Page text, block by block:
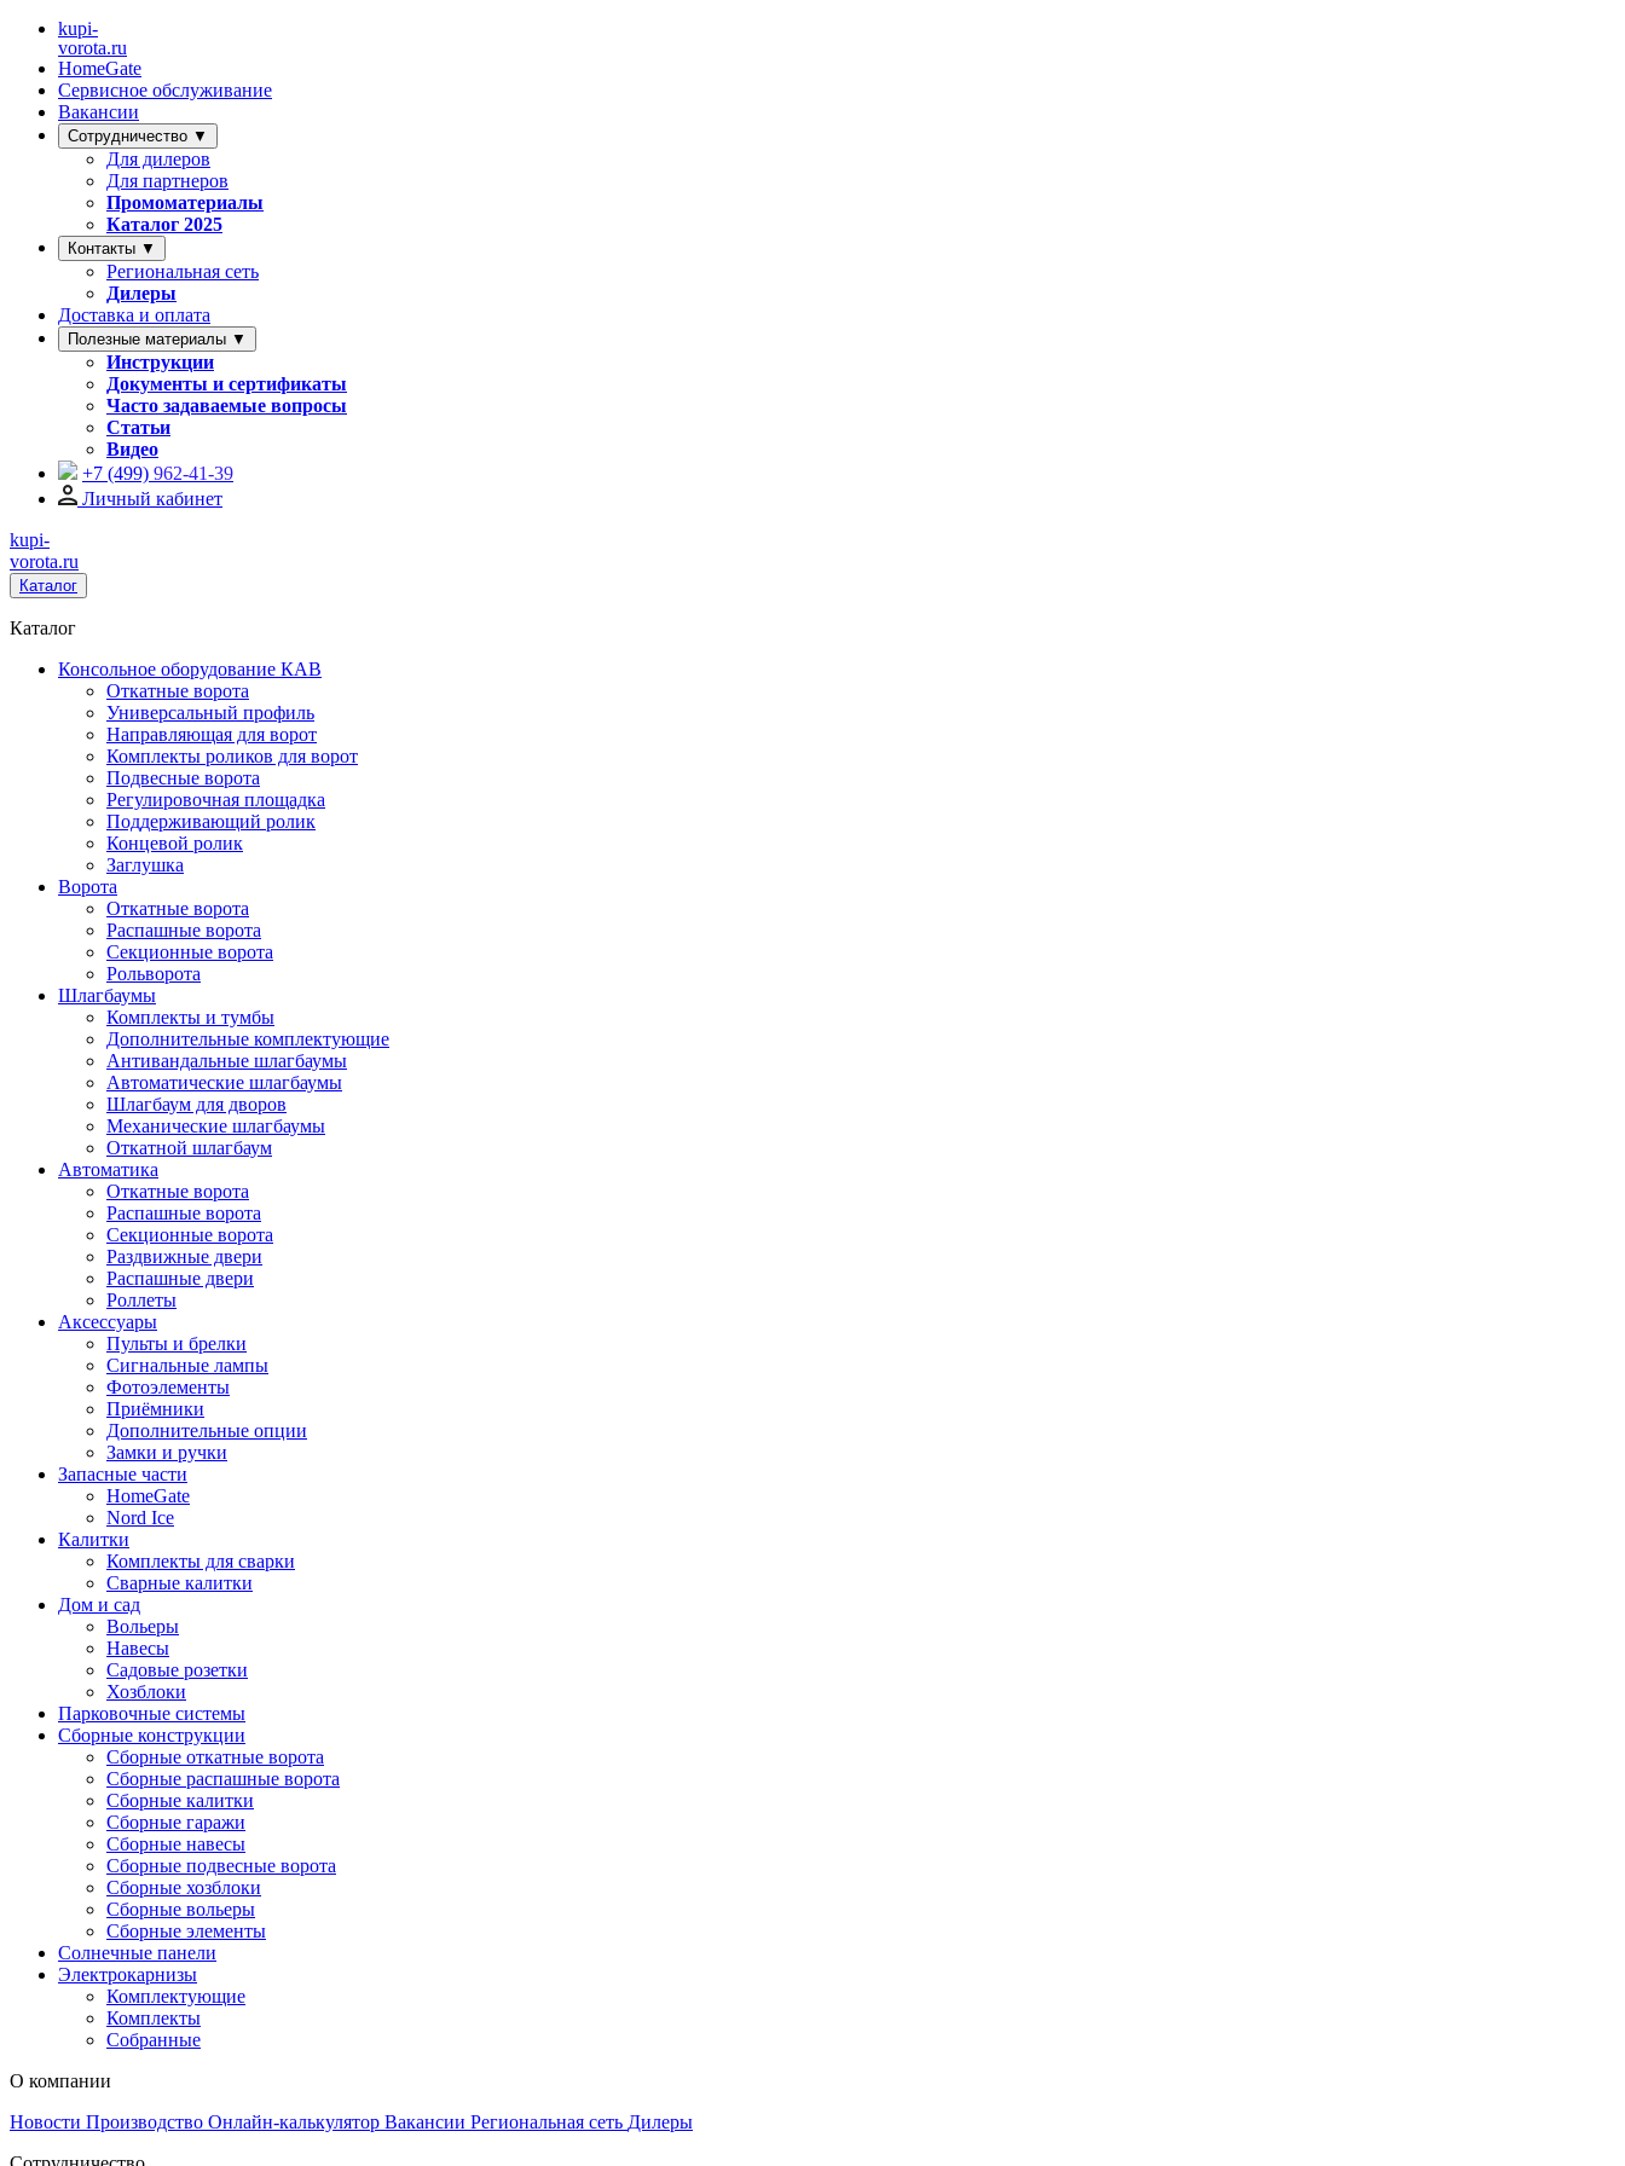
kupi-
vorota.ru
HomeGate
Сервисное обслуживание
Вакансии
Сотрудничество ▼
Для дилеров
Для партнеров
Промоматериалы
Каталог 2025
Контакты ▼
Региональная сеть
Дилеры
Доставка и оплата
Полезные материалы ▼
Инструкции
Документы и сертификаты
Часто задаваемые вопросы
Статьи
Видео
+7 (499) 962-41-39
Личный кабинет
kupi-
vorota.ru
Каталог
Каталог
Консольное оборудование КАВ
Откатные ворота
Универсальный профиль
Направляющая для ворот
Комплекты роликов для ворот
Подвесные ворота
Регулировочная площадка
Поддерживающий ролик
Концевой ролик
Заглушка
Ворота
Откатные ворота
Распашные ворота
Секционные ворота
Рольворота
Шлагбаумы
Комплекты и тумбы
Дополнительные комплектующие
Антивандальные шлагбаумы
Автоматические шлагбаумы
Шлагбаум для дворов
Механические шлагбаумы
Откатной шлагбаум
Автоматика
Откатные ворота
Распашные ворота
Секционные ворота
Раздвижные двери
Распашные двери
Роллеты
Аксессуары
Пульты и брелки
Сигнальные лампы
Фотоэлементы
Приёмники
Дополнительные опции
Замки и ручки
Запасные части
HomeGate
Nord Ice
Калитки
Комплекты для сварки
Сварные калитки
Дом и сад
Вольеры
Навесы
Садовые розетки
Хозблоки
Парковочные системы
Сборные конструкции
Сборные откатные ворота
Сборные распашные ворота
Сборные калитки
Сборные гаражи
Сборные навесы
Сборные подвесные ворота
Сборные хозблоки
Сборные вольеры
Сборные элементы
Солнечные панели
Электрокарнизы
Комплектующие
Комплекты
Собранные
О компании
Новости Производство Онлайн-калькулятор Вакансии Региональная сеть Дилеры